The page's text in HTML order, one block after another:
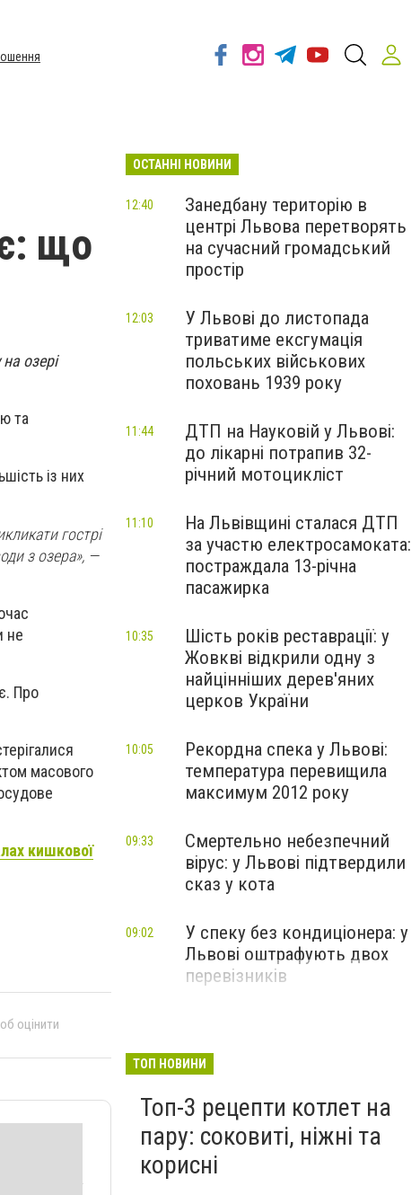
що
озері
та
із них
гострі
з озера», —
не
Про
масового
кишкової
оцінити
ОСТАННІ НОВИНИ
Занедбану територію в
центрі Львова перетворять
на сучасний громадський
простір
12:40
У Львові до листопада
триватиме ексгумація
польських військових
поховань 1939 року
12:03
ДТП на Науковій у Львові:
до лікарні потрапив 32-
річний мотоцикліст
11:44
На Львівщині сталася ДТП
за участю електросамоката:
постраждала 13-річна
пасажирка
11:10
Шість років реставрації: у
Жовкві відкрили одну з
найцінніших дерев'яних
церков України
10:35
Рекордна спека у Львові:
температура перевищила
максимум 2012 року
10:05
Смертельно небезпечний
вірус: у Львові підтвердили
сказ у кота
09:33
У спеку без кондиціонера: у
Львові оштрафують двох
перевізників
09:02
ТОП НОВИНИ
Топ-3 рецепти котлет на
пару: соковиті, ніжні та
корисні